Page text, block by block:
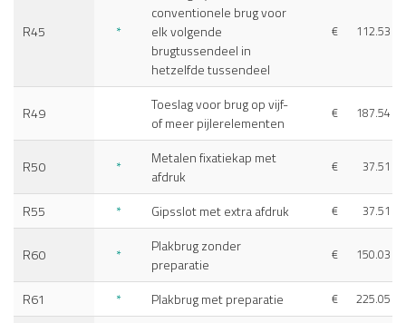
R45 *
conventionele brug voor
elk volgende
brugtussendeel in
hetzelfde tussendeel
€ 112.53
R49
Toeslag voor brug op vijf-
of meer pijlerelementen
€ 187.54
R50 *
Metalen fixatiekap met
afdruk
€ 37.51
R55 * Gipsslot met extra afdruk € 37.51
R60 *
Plakbrug zonder
preparatie
€ 150.03
R61 * Plakbrug met preparatie € 225.05